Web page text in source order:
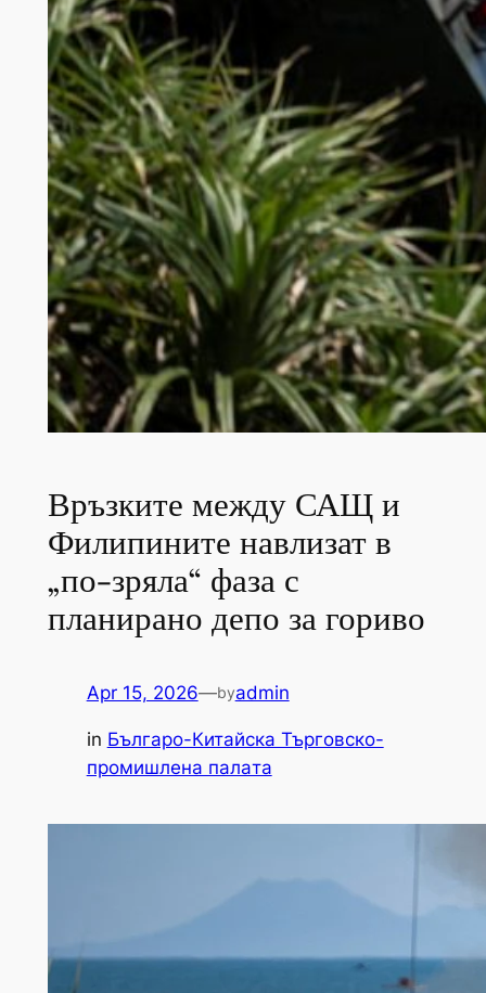
Връзките между САЩ и
Филипините навлизат в
„по-зряла“ фаза с
планирано депо за гориво
Apr 15, 2026—byadmin
in Българо-Китайска Търговско-
промишлена палaта